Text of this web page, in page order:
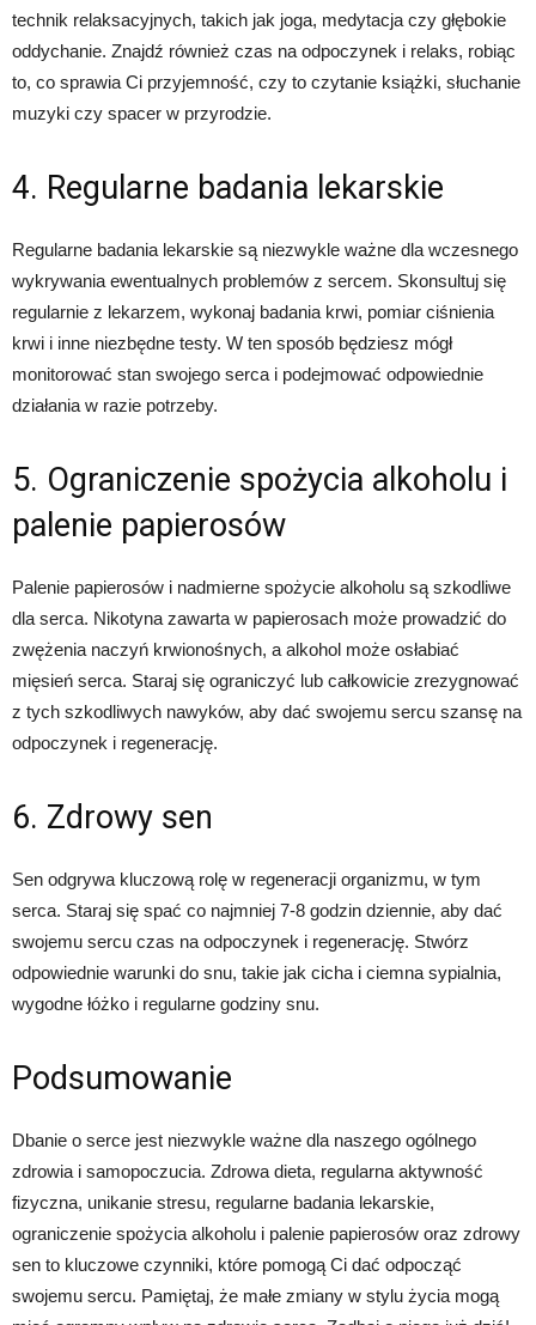
technik relaksacyjnych, takich jak joga, medytacja czy głębokie
oddychanie. Znajdź również czas na odpoczynek i relaks, robiąc
to, co sprawia Ci przyjemność, czy to czytanie książki, słuchanie
muzyki czy spacer w przyrodzie.
4. Regularne badania lekarskie
Regularne badania lekarskie są niezwykle ważne dla wczesnego
wykrywania ewentualnych problemów z sercem. Skonsultuj się
regularnie z lekarzem, wykonaj badania krwi, pomiar ciśnienia
krwi i inne niezbędne testy. W ten sposób będziesz mógł
monitorować stan swojego serca i podejmować odpowiednie
działania w razie potrzeby.
5. Ograniczenie spożycia alkoholu i
palenie papierosów
Palenie papierosów i nadmierne spożycie alkoholu są szkodliwe
dla serca. Nikotyna zawarta w papierosach może prowadzić do
zwężenia naczyń krwionośnych, a alkohol może osłabiać
mięsień serca. Staraj się ograniczyć lub całkowicie zrezygnować
z tych szkodliwych nawyków, aby dać swojemu sercu szansę na
odpoczynek i regenerację.
6. Zdrowy sen
Sen odgrywa kluczową rolę w regeneracji organizmu, w tym
serca. Staraj się spać co najmniej 7-8 godzin dziennie, aby dać
swojemu sercu czas na odpoczynek i regenerację. Stwórz
odpowiednie warunki do snu, takie jak cicha i ciemna sypialnia,
wygodne łóżko i regularne godziny snu.
Podsumowanie
Dbanie o serce jest niezwykle ważne dla naszego ogólnego
zdrowia i samopoczucia. Zdrowa dieta, regularna aktywność
fizyczna, unikanie stresu, regularne badania lekarskie,
ograniczenie spożycia alkoholu i palenie papierosów oraz zdrowy
sen to kluczowe czynniki, które pomogą Ci dać odpocząć
swojemu sercu. Pamiętaj, że małe zmiany w stylu życia mogą